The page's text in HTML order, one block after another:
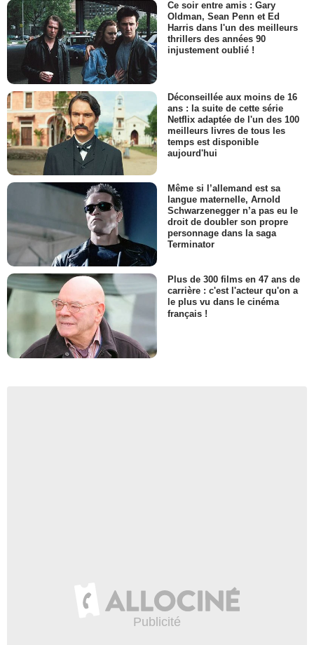
Ce soir entre amis : Gary
Oldman, Sean Penn et Ed
Harris dans l'un des meilleurs
thrillers des années 90
injustement oublié !
Déconseillée aux moins de 16
ans : la suite de cette série
Netflix adaptée de l'un des 100
meilleurs livres de tous les
temps est disponible
aujourd'hui
Même si l’allemand est sa
langue maternelle, Arnold
Schwarzenegger n’a pas eu le
droit de doubler son propre
personnage dans la saga
Terminator
Plus de 300 films en 47 ans de
carrière : c'est l'acteur qu'on a
le plus vu dans le cinéma
français !